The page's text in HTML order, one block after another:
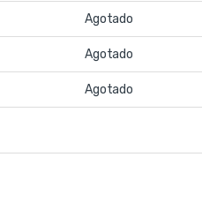
Agotado
Agotado
Agotado